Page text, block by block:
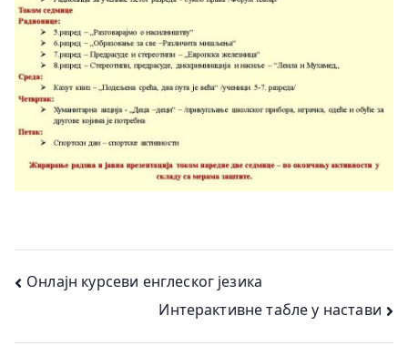
Кретање
Онлајн курсеви енглеског језика
Интерактивне табле у настави